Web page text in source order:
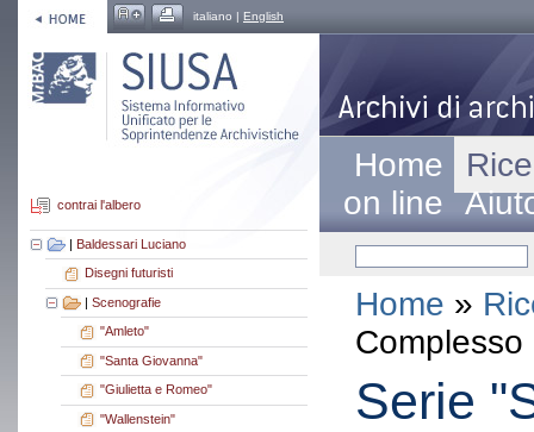
italiano | English
contrai l'albero
| Baldessari Luciano
Disegni futuristi
| Scenografie
"Amleto"
"Santa Giovanna"
"Giulietta e Romeo"
"Wallenstein"
Home
on line
Home »
Serie